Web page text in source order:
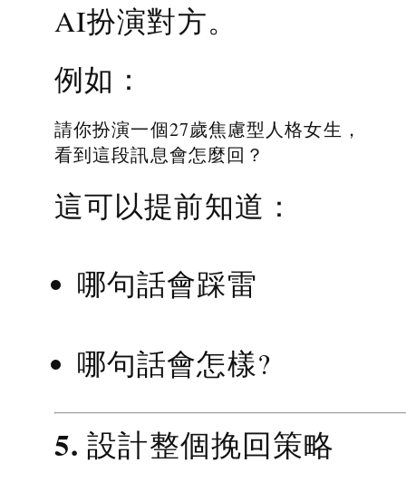
AI扮演對方。
例如：
請你扮演一個27歲焦慮型人格女生，
看到這段訊息會怎麼回？
這可以提前知道：
哪句話會踩雷
哪句話會怎樣?
5. 設計整個挽回策略